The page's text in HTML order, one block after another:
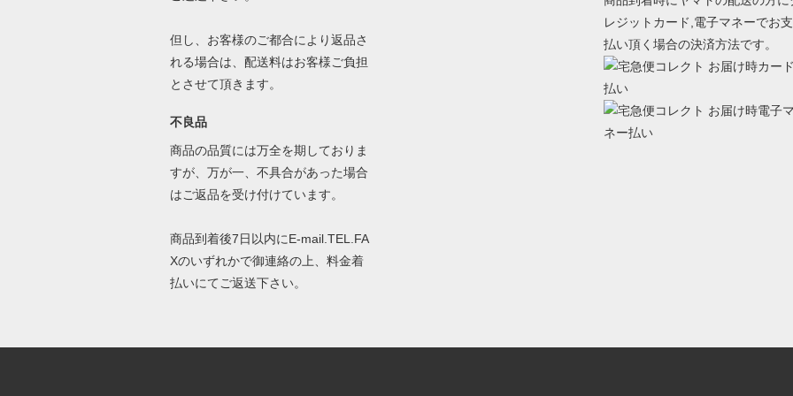
但し、お客様のご都合により返品さ
れる場合は、配送料はお客様ご負担
とさせて頂きます。
不良品
商品の品質には万全を期しておりま
すが、万が一、不具合があった場合
はご返品を受け付けています。
商品到着後7日以内にE-mail.TEL.FA
Xのいずれかで御連絡の上、料金着
払いにてご返送下さい。
レジットカード,電子マネーでお支
払い頂く場合の決済方法です。